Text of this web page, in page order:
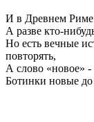
И в Древнем
А разве кто-
Но есть вечные
повторять,
А слово «новое»
Ботинки новые до